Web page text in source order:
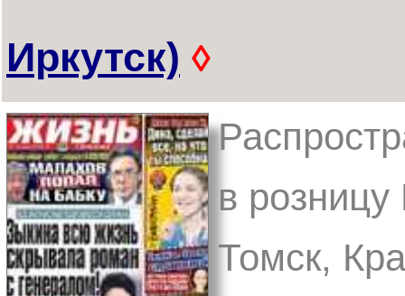
Иркутск) ◊
в
Томск,